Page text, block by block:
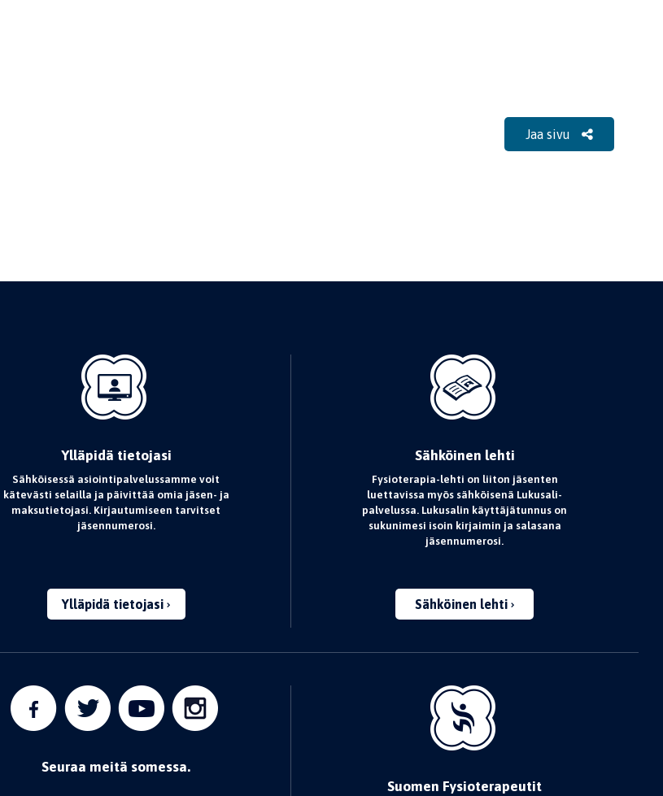
Jaa sivu
Ylläpidä tietojasi
Sähköisessä asiointipalvelussamme voit
kätevästi selailla ja päivittää omia jäsen- ja
maksutietojasi. Kirjautumiseen tarvitset
jäsennumerosi.
Ylläpidä tietojasi
Sähköinen lehti
Fysioterapia-lehti on liiton jäsenten
luettavissa myös sähköisenä Lukusali-
palvelussa. Lukusalin käyttäjätunnus on
sukunimesi isoin kirjaimin ja salasana
jäsennumerosi.
Sähköinen lehti
Seuraa meitä somessa.
Suomen Fysioterapeutit